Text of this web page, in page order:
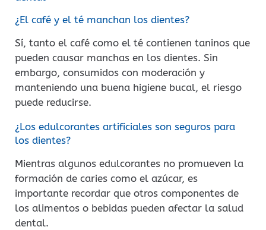
¿El café y el té manchan los dientes?
Sí, tanto el café como el té contienen taninos que
pueden causar manchas en los dientes. Sin
embargo, consumidos con moderación y
manteniendo una buena higiene bucal, el riesgo
puede reducirse.
¿Los edulcorantes artificiales son seguros para
los dientes?
Mientras algunos edulcorantes no promueven la
formación de caries como el azúcar, es
importante recordar que otros componentes de
los alimentos o bebidas pueden afectar la salud
dental.